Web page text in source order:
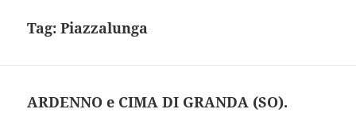
Tag:Piazzalunga
ARDENNO e CIMA DI GRANDA (SO).